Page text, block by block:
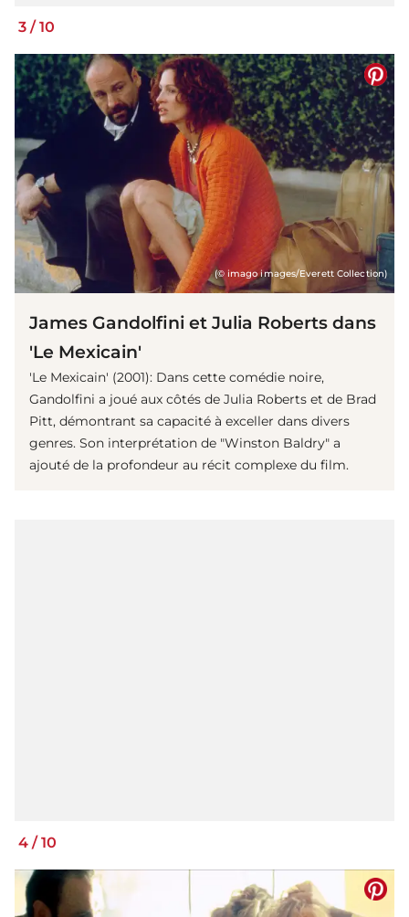
3 / 10
(© imago images/Everett Collection)
James Gandolfini et Julia Roberts dans
'Le Mexicain'
'Le Mexicain' (2001): Dans cette comédie noire,
Gandolfini a joué aux côtés de Julia Roberts et de Brad
Pitt, démontrant sa capacité à exceller dans divers
genres. Son interprétation de "Winston Baldry" a
ajouté de la profondeur au récit complexe du film.
4 /10